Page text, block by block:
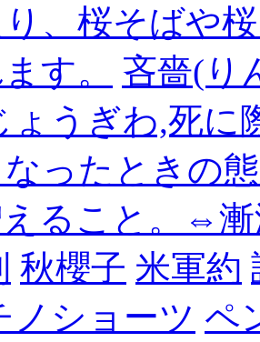
、桜そばや
す。
吝嗇(り
ょうぎわ,死に
ったときの
ること。⇔
秋櫻子 米軍約
ノショーツ ペ